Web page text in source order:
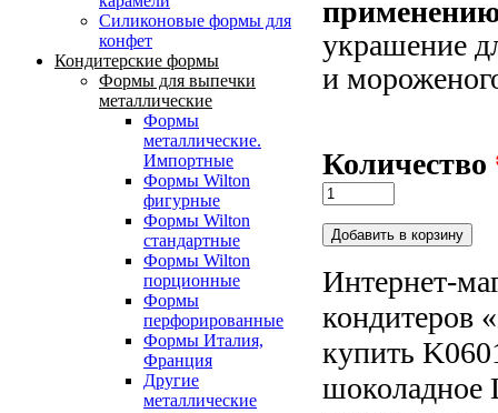
Силиконовые формы для
конфет
Кондитерские формы
Формы для выпечки
металлические
Формы
металлические.
Импортные
Формы Wilton
фигурные
Формы Wilton
стандартные
Формы Wilton
порционные
Формы
перфорированные
Формы Италия,
Франция
Другие
металлические
украшение
и
Количество
Интернет-
кондитеров
купить